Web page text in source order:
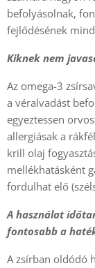
befolyásolnak,
fejlődésének
Kiknek nem
Az omega-3
a véralvadást
egyeztessen
allergiásak a
krill olaj
mellékhatásként
fordulhat elő
A használat
fontosabb a
A zsírban oldódó